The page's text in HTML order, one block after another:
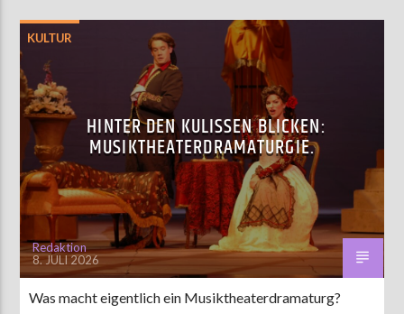
KULTUR
HINTER DEN KULISSEN BLICKEN:
MUSIKTHEATERDRAMATURGIE.
Redaktion
8. JULI 2026
Was macht eigentlich ein Musiktheaterdramaturg?